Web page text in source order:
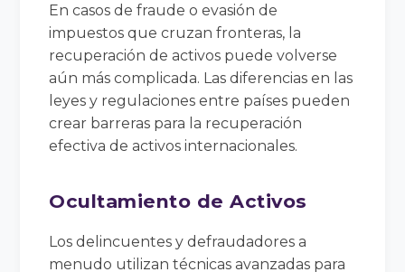
En casos de fraude o evasión de
impuestos que cruzan fronteras, la
recuperación de activos puede volverse
aún más complicada. Las diferencias en las
leyes y regulaciones entre países pueden
crear barreras para la recuperación
efectiva de activos internacionales.
Ocultamiento de Activos
Los delincuentes y defraudadores a
menudo utilizan técnicas avanzadas para